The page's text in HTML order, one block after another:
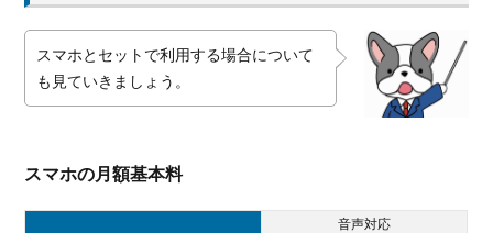
スマホとセットで利用する場合について
も見ていきましょう。
スマホの月額基本料
音声対応